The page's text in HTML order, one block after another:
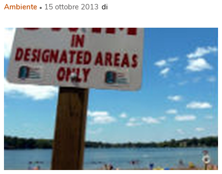
Ambiente 15 ottobre 2013 di